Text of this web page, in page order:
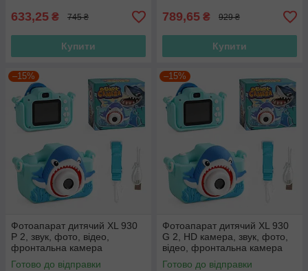
633,25 ₴ 745 ₴
Купити
789,65 ₴ 929 ₴
Купити
–15%
Фотоапарат дитячий XL 930
P 2, звук, фото, відео,
фронтальна камера
Готово до відправки
–15%
Фотоапарат дитячий XL 930
G 2, HD камера, звук, фото,
відео, фронтальна камера
Готово до відправки